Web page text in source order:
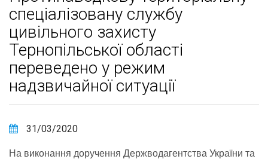
спеціалізовану службу
цивільного захисту
Тернопільської області
переведено у режим
надзвичайної ситуації
31/03/2020
На виконання доручення Держводагентства України та